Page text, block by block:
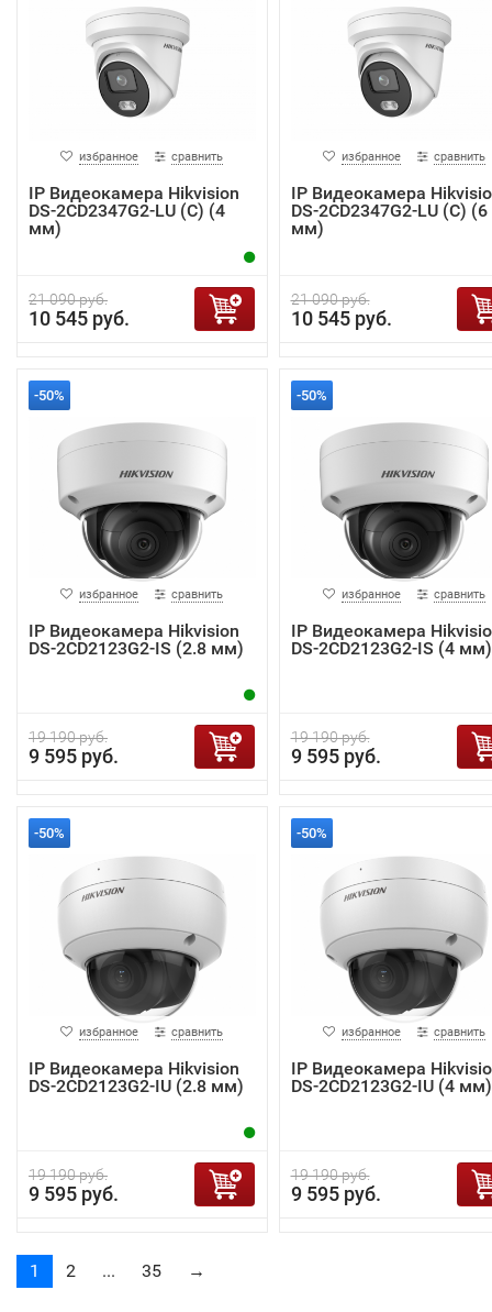
избранное сравнить
IP Видеокамера Hikvision
DS-2CD2347G2-LU (C) (4
мм)
21 090 руб.
10 545 руб.
избранное сравнить
IP Видеокамера
DS-2CD2347G2-LU (C) (6
мм)
21 090 руб.
10 545 руб.
-50%
избранное сравнить
IP Видеокамера Hikvision
DS-2CD2123G2-IS (2.8 мм)
19 190 руб.
9 595 руб.
-50%
избранное сравнить
IP Видеокамера
DS-2CD2123G2-IS (4 мм)
19 190 руб.
9 595 руб.
-50%
избранное сравнить
IP Видеокамера Hikvision
DS-2CD2123G2-IU (2.8 мм)
19 190 руб.
9 595 руб.
-50%
избранное сравнить
IP Видеокамера
DS-2CD2123G2-IU (4 мм)
19 190 руб.
9 595 руб.
1 2 ... 35 →